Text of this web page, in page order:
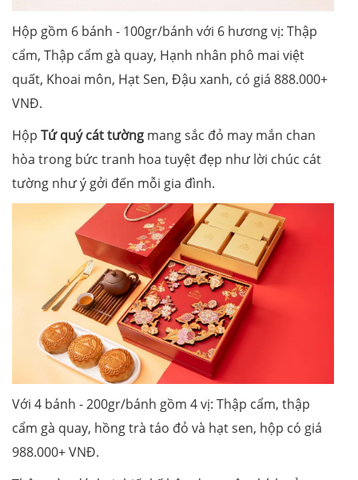
Hộp gồm 6 bánh - 100gr/bánh với 6 hương vị: Thập
cẩm, Thập cẩm gà quay, Hạnh nhân phô mai việt
quất, Khoai môn, Hạt Sen, Đậu xanh, có giá 888.000+
VNĐ.
Hộp Tứ quý cát tường mang sắc đỏ may mắn chan
hòa trong bức tranh hoa tuyệt đẹp như lời chúc cát
tường như ý gởi đến mỗi gia đình.
Với 4 bánh - 200gr/bánh gồm 4 vị: Thập cẩm, thập
cẩm gà quay, hồng trà táo đỏ và hạt sen, hộp có giá
988.000+ VNĐ.